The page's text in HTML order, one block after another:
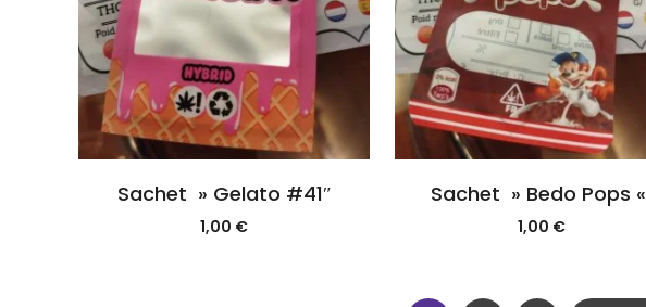
Sachet » Gelato #41″
1,00 €
Sachet » Bedo Pops «
1,00 €